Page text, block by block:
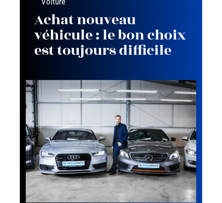
Voiture
Achat nouveau
véhicule : le bon choix
est toujours difficile